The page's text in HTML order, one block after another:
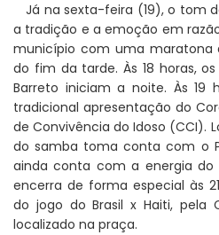
Já na sexta-feira (19), o tom
a tradição e a emoção em
município com uma maratona
do fim da tarde. Às 18 horas,
Barreto iniciam a noite. Às 19
tradicional apresentação do
de Convivência do Idoso (CCI).
do samba toma conta com o
ainda conta com a energia do
encerra de forma especial às
do jogo do Brasil x Haiti, pela
localizado na praça.